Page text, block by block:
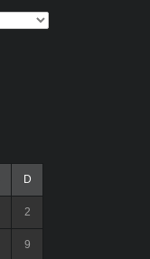
D
2
9